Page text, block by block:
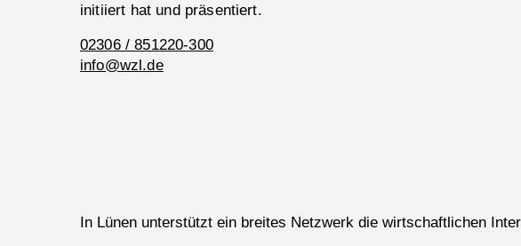
initiiert hat und präsentiert.
02306 / 851220-300
info@wzl.de
In Lünen unterstützt ein breites Netzwerk die wirtschaftlichen